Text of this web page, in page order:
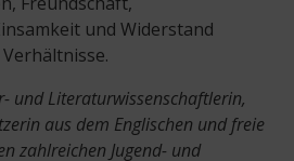
und Widerstand
und Literaturwissenschaftlerin,
aus dem Englischen und freie
zahlreichen Jugend- und